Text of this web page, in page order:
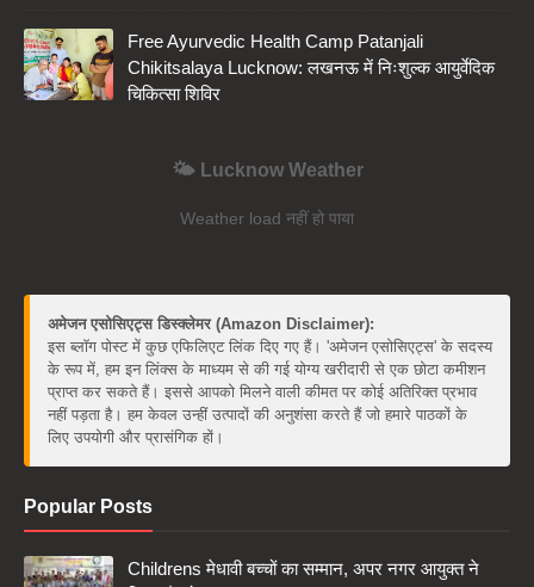
Free Ayurvedic Health Camp Patanjali
Chikitsalaya Lucknow: लखनऊ में निःशुल्क आयुर्वेदिक
चिकित्सा शिविर
🌤️ Lucknow Weather
Weather load नहीं हो पाया
अमेजन एसोसिएट्स डिस्क्लेमर (Amazon Disclaimer):
इस ब्लॉग पोस्ट में कुछ एफिलिएट लिंक दिए गए हैं। 'अमेजन एसोसिएट्स' के सदस्य
के रूप में, हम इन लिंक्स के माध्यम से की गई योग्य खरीदारी से एक छोटा कमीशन
प्राप्त कर सकते हैं। इससे आपको मिलने वाली कीमत पर कोई अतिरिक्त प्रभाव
नहीं पड़ता है। हम केवल उन्हीं उत्पादों की अनुशंसा करते हैं जो हमारे पाठकों के
लिए उपयोगी और प्रासंगिक हों।
Popular Posts
Childrens मेधावी बच्चों का सम्मान, अपर नगर आयुक्त ने